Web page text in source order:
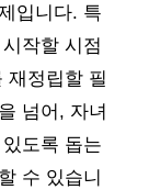
입니다. 특
작할 시점
재정립할 필
넘어, 자녀
도록 돕는
수 있습니